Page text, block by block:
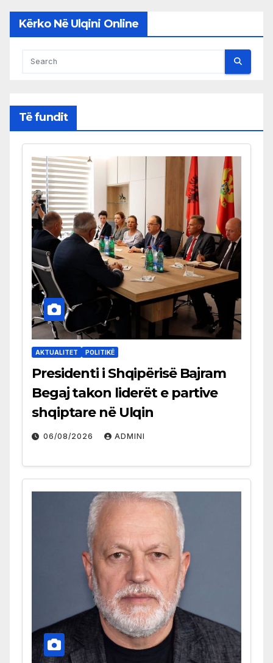
Kërko Në Ulqini Online
Të fundit
AKTUALITET POLITIKË
Presidenti i Shqipërisë Bajram
Begaj takon liderët e partive
shqiptare në Ulqin
06/08/2026 ADMINI